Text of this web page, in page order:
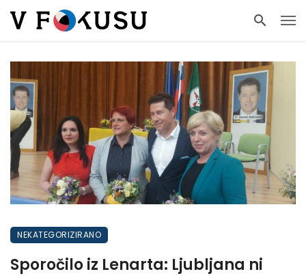
NEKATEGORIZIRANO
Sporočilo iz Lenarta: Ljubljana ni